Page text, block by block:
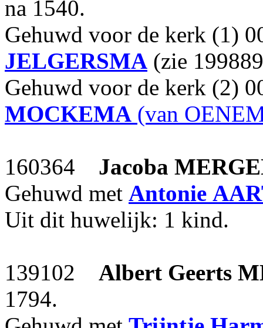
na 1540.
Gehuwd voor de kerk (1)
JELGERSMA (zie
Gehuwd voor de kerk (2)
MOCKEMA (van
160364 Jacoba
Gehuwd met Antonie
Uit dit huwelijk: 1 kind.
139102 Albert Geerts
1794.